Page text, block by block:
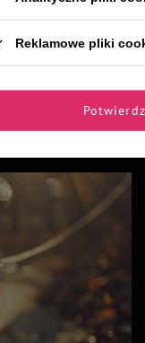
Reklamowe pliki